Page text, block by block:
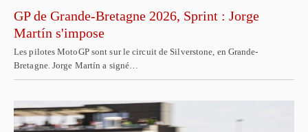
GP de Grande-Bretagne 2026, Sprint : Jorge
Martín s'impose
Les pilotes MotoGP sont sur le circuit de Silverstone, en Grande-
Bretagne. Jorge Martín a signé…